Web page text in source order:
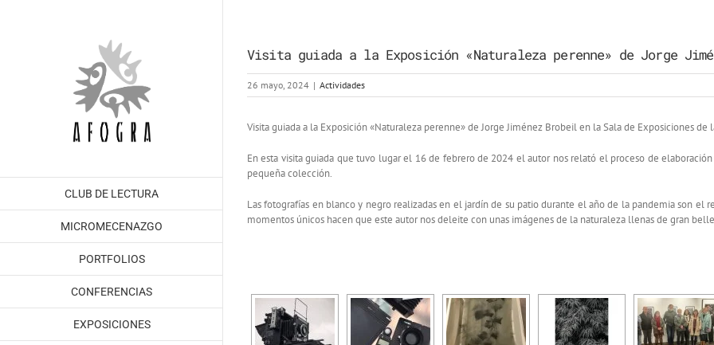
CLUB DE LECTURA
MICROMECENAZGO
PORTFOLIOS
CONFERENCIAS
EXPOSICIONES
Visita guiada a la Exposición «Naturaleza perenne» de Jorge
26 mayo, 2024 | Actividades
Visita guiada a la Exposición «Naturaleza perenne» de Jorge Jiménez Brobeil en la Sala de Exposiciones de
En esta visita guiada que tuvo lugar el 16 de febrero de 2024 el autor nos relató el proceso de
pequeña colección.
Las fotografías en blanco y negro realizadas en el jardín de su patio durante el año de la pandemia son
momentos únicos hacen que este autor nos deleite con unas imágenes de la naturaleza llenas de gran